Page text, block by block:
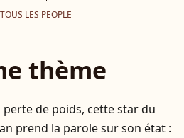
LES PEOPLE
thème
perte de poids, cette star du
prend la parole sur son état :